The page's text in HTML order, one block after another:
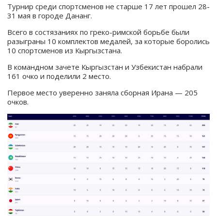
Турнир среди спортсменов не старше 17 лет прошел 28-
31 мая в городе Дананг.
Всего в состязаниях по греко-римской борьбе были
разыграны 10 комплектов медалей, за которые боролись
10 спортсменов из Кыргызстана.
В командном зачете Кыргызстан и Узбекистан набрали
161 очко и поделили 2 место.
Первое место уверенно заняла сборная Ирана — 205
очков.